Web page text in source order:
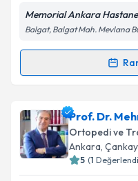
Kişisel
Metni'ni
kapsamda
Memorial Ankara
Balgat, Balgat Mah. Mevlana
Randevu
Prof. Dr. Osman
oluşturun. Size bu
takvim
Prof. Dr.
Ortopedi ve
Ankara,
5 (1